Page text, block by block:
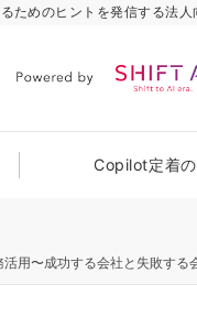
ためのヒントを発信する法
Copilot定着
活用〜成功する会社と失敗する